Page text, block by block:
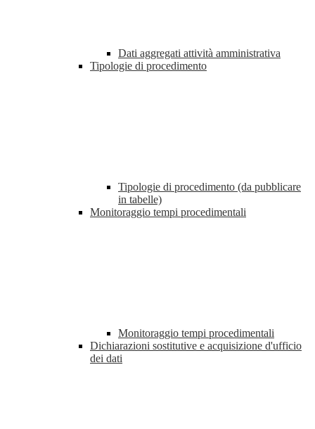
Dati aggregati attività amministrativa
Tipologie di procedimento
Tipologie di procedimento (da pubblicare
in tabelle)
Monitoraggio tempi procedimentali
Monitoraggio tempi procedimentali
Dichiarazioni sostitutive e acquisizione d'ufficio
dei dati